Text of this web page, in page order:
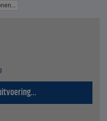
trillingsbestendigheid.
stalen schroef,
en
product voldoet het aan
mm